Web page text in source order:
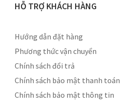
HỖ TRỢ KHÁCH HÀNG
Hướng dẫn đặt hàng
Phương thức vận chuyển
Chính sách đổi trả
Chính sách bảo mật thanh toán
Chính sách bảo mật thông tin